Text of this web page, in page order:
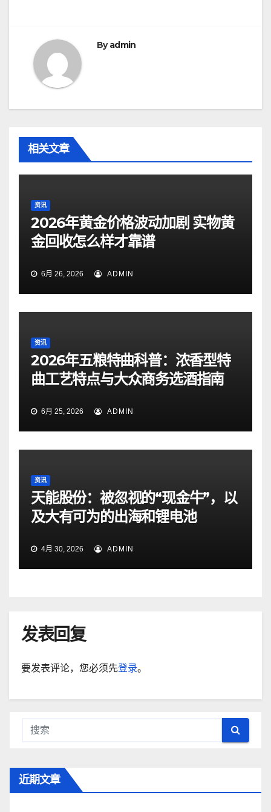
Byadmin
相关文章
资讯
2026年黄金价格波动加剧 实物黄
金回收怎么样才靠谱
6月 26, 2026 ADMIN
资讯
2026年五粮特曲科普：浓香型特
曲工艺特点与大众商务选酒指南
6月 25, 2026 ADMIN
资讯
天能股份：被忽视的“现金牛”，以
及大有可为的出海和锂电池
4月 30, 2026 ADMIN
发表回复
要发表评论，您必须先登录。
近期文章